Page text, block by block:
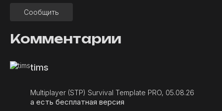
Сообщить
Комментарии
tims
Multiplayer (STP) Survival Template PRO, 05.08.26
а есть бесплатная версия